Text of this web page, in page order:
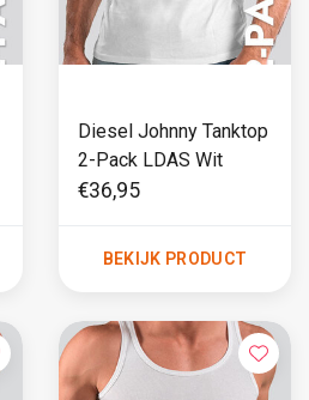
Diesel Johnny Tanktop
2-Pack LDAS Wit
€36,95
BEKIJK PRODUCT